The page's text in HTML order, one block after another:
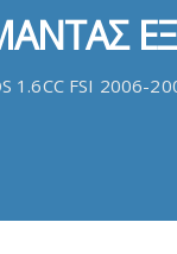
1.6CC FSI 2006-